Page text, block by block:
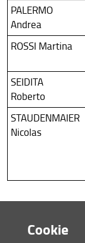
PALERMO
Andrea
ROSSI Martina
SEIDITA
Roberto
STAUDENMAIER
Nicolas
Cookie